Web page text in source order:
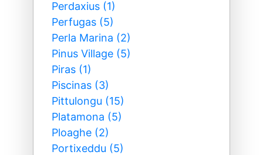
Perdaxius (1)
Perfugas (5)
Perla Marina (2)
Pinus Village (5)
Piras (1)
Piscinas (3)
Pittulongu (15)
Platamona (5)
Ploaghe (2)
Portixeddu (5)